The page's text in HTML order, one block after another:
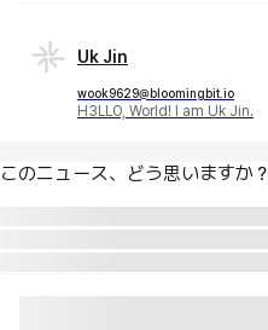
Uk Jin
wook9629@bloomingbit.io
H3LLO, World! I am Uk Jin.
このニュース、どう思いますか？